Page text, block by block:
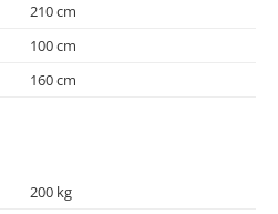
210 cm
100 cm
160 cm
200 kg